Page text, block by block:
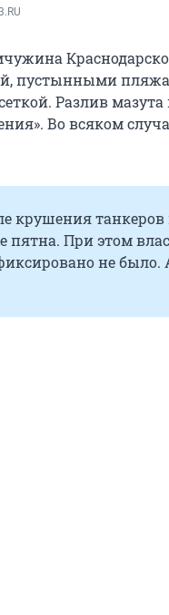
пустынными
Разлив
Во всяком
крушения танкеров
пятна. При этом
не было.